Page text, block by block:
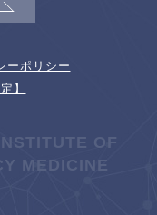
ーポリシー
】
OF
MEDICINE